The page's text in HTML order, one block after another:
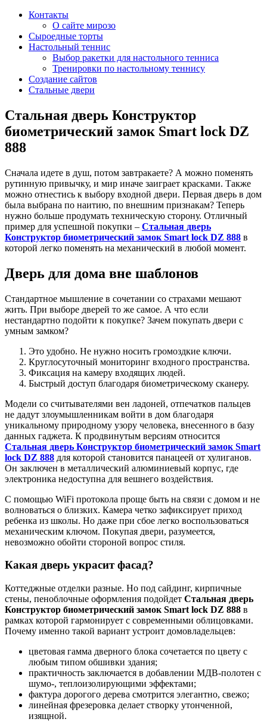
Контакты
О сайте мирозо
Сыроедные торты
Настольный теннис
Выбор ракетки для настольного тенниса
Тренировки по настольному теннису
Создание сайтов
Стальные двери
Стальная дверь Конструктор
биометрический замок Smart lock DZ
888
Сначала идете в душ, потом завтракаете? А можно поменять
рутинную привычку, и мир иначе заиграет красками. Также
можно отнестись к выбору входной двери. Первая дверь в дом
была выбрана по наитию, по внешним признакам? Теперь
нужно больше продумать техническую сторону. Отличный
пример для успешной покупки – Стальная дверь
Конструктор биометрический замок Smart lock DZ 888 в
которой легко поменять на механический в любой момент.
Дверь для дома вне шаблонов
Стандартное мышление в сочетании со страхами мешают
жить. При выборе дверей то же самое. А что если
нестандартно подойти к покупке? Зачем покупать двери с
умным замком?
Это удобно. Не нужно носить громоздкие ключи.
Круглосуточный мониторинг входного пространства.
Фиксация на камеру входящих людей.
Быстрый доступ благодаря биометрическому сканеру.
Модели со считывателями вен ладоней, отпечатков пальцев
не дадут злоумышленникам войти в дом благодаря
уникальному природному узору человека, внесенного в базу
данных гаджета. К продвинутым версиям относится
Стальная дверь Конструктор биометрический замок Smart
lock DZ 888 для которой становится панацеей от хулиганов.
Он заключен в металлический алюминиевый корпус, где
электроника недоступна для вешнего воздействия.
С помощью WiFi протокола проще быть на связи с домом и не
волноваться о близких. Камера четко зафиксирует приход
ребенка из школы. Но даже при сбое легко воспользоваться
механическим ключом. Покупая двери, разумеется,
невозможно обойти стороной вопрос стиля.
Какая дверь украсит фасад?
Коттеджные отделки разные. Но под сайдинг, кирпичные
стены, пеноблочные оформления подойдет Стальная дверь
Конструктор биометрический замок Smart lock DZ 888 в
рамках которой гармонирует с современными облицовками.
Почему именно такой вариант устроит домовладельцев:
цветовая гамма дверного блока сочетается по цвету с
любым типом обшивки здания;
практичность заключается в добавлении МДВ-полотен с
шумо-, теплоизолирующими эффектами;
фактура дорогого дерева смотрится элегантно, свежо;
линейная фрезеровка делает створку утонченной,
изящной.